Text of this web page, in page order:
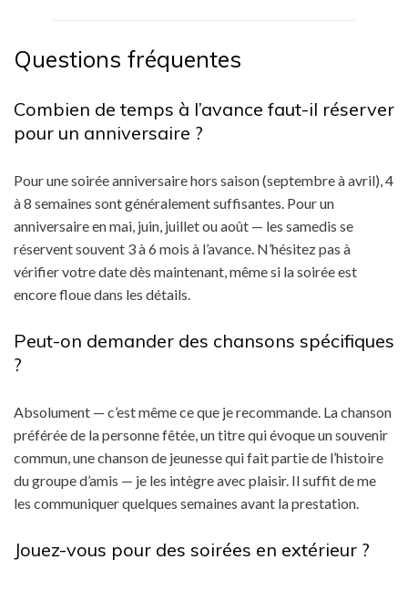
Questions fréquentes
Combien de temps à l’avance faut-il réserver
pour un anniversaire ?
Pour une soirée anniversaire hors saison (septembre à avril), 4
à 8 semaines sont généralement suffisantes. Pour un
anniversaire en mai, juin, juillet ou août — les samedis se
réservent souvent 3 à 6 mois à l’avance. N’hésitez pas à
vérifier votre date dès maintenant, même si la soirée est
encore floue dans les détails.
Peut-on demander des chansons spécifiques
?
Absolument — c’est même ce que je recommande. La chanson
préférée de la personne fêtée, un titre qui évoque un souvenir
commun, une chanson de jeunesse qui fait partie de l’histoire
du groupe d’amis — je les intègre avec plaisir. Il suffit de me
les communiquer quelques semaines avant la prestation.
Jouez-vous pour des soirées en extérieur ?